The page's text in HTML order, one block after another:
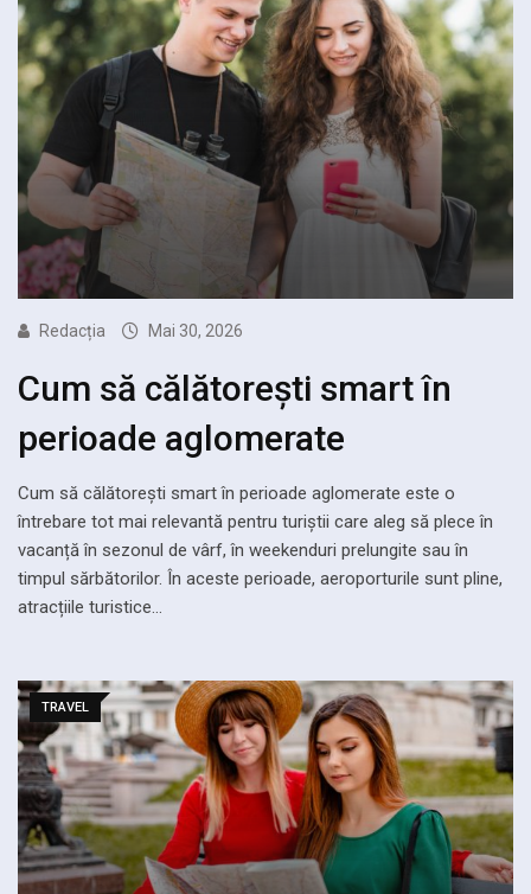
Redacția Mai 30, 2026
Cum să călătorești smart în
perioade aglomerate
Cum să călătorești smart în perioade aglomerate este o
întrebare tot mai relevantă pentru turiștii care aleg să plece în
vacanță în sezonul de vârf, în weekenduri prelungite sau în
timpul sărbătorilor. În aceste perioade, aeroporturile sunt pline,
atracțiile turistice…
TRAVEL